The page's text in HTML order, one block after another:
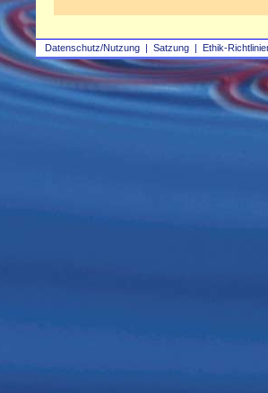
Datenschutz/Nutzung | Satzung | Ethik-